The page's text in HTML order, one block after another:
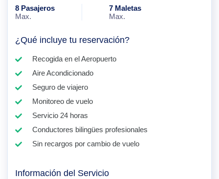
8 Pasajeros
Max.
7 Maletas
Max.
¿Qué incluye tu reservación?
Recogida en el Aeropuerto
Aire Acondicionado
Seguro de viajero
Monitoreo de vuelo
Servicio 24 horas
Conductores bilingües profesionales
Sin recargos por cambio de vuelo
Información del Servicio